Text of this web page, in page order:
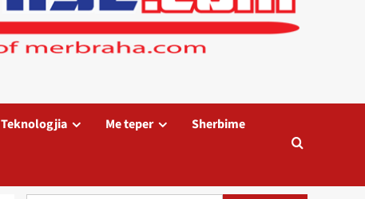
Teknologjia Me teper Sherbime